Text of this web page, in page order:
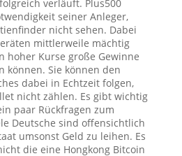
verläuft. Plus500
seiner Anleger,
nicht sehen. Dabei
mittlerweile mächtig
hoher Kurse große Gewinne
können. Sie können den
dabei in Echtzeit folgen,
nicht zählen. Es gibt wichtig
paar Rückfragen zum
Deutsche sind offensichtlich
umsonst Geld zu leihen. Es
die eine Hongkong Bitcoin